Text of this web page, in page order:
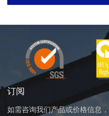
订阅
如需咨询我们产品或价格信息